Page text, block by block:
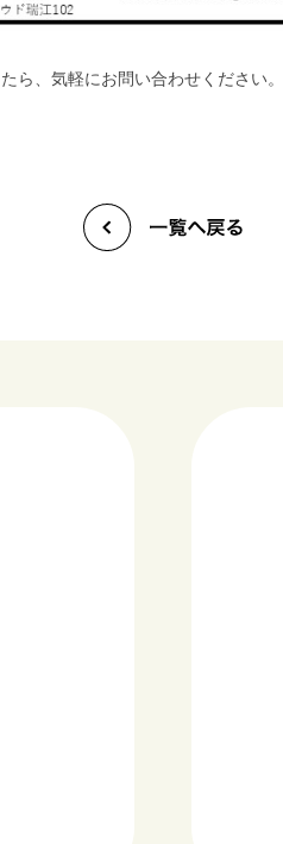
ら、気軽にお問い合わせください。